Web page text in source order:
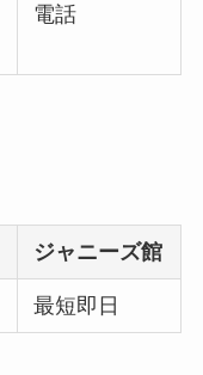
電話
ジャニーズ館
最短即日